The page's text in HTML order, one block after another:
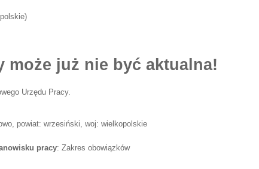
)
może już nie być aktualna!
Urzędu Pracy.
powiat: wrzesiński, woj: wielkopolskie
pracy: Zakres obowiązków